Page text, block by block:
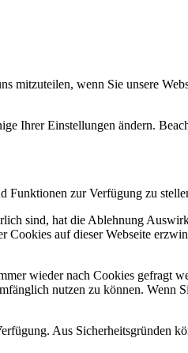
wenn Sie unsere
Ihrer Einstellungen ändern.
Funktionen zur Verfügung zu
sind, hat die Ablehnung
auf dieser Webseite
wieder nach Cookies gefragt
nutzen zu können. Wenn
Aus Sicherheitsgründen